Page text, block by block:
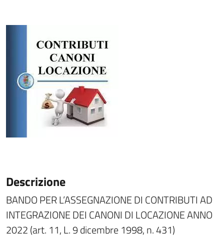
Descrizione
BANDO PER L’ASSEGNAZIONE DI CONTRIBUTI AD
INTEGRAZIONE DEI CANONI DI LOCAZIONE ANNO
2022 (art. 11, L. 9 dicembre 1998, n. 431)